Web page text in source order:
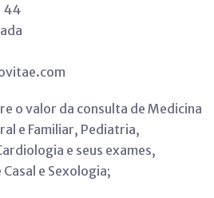
44
o valor da consulta de Medicina
e Familiar, Pediatria,
e seus exames,
e Sexologia;